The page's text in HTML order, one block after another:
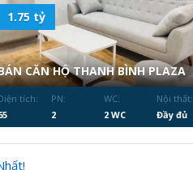
1.75 tỷ
CĂN HỘ THANH BÌNH PLAZA
tích:
PN:
2
WC:
2 WC
Nội thất:
Đầy đủ